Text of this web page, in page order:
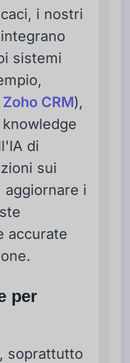
i nostri
sistemi
CRM),
di
sui
i
accurate
per
soprattutto